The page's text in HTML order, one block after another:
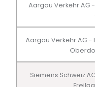
Aargau Verkehr AG
Aargau Verkehr AG -
Siemens Schweiz